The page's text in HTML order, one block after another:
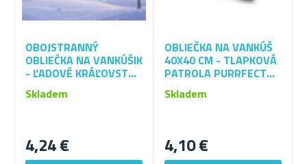
OBOJSTRANNÝ
OBLIEČKA NA VANKÚŠIK
- ĽADOVÉ KRÁĽOVSTVO
4,24 €
Skladem
OBLIEČKA NA VANKÚŠ
40X40 CM - TLAPKOVÁ
PATROLA PURRFECT
4,10 €
Skladem